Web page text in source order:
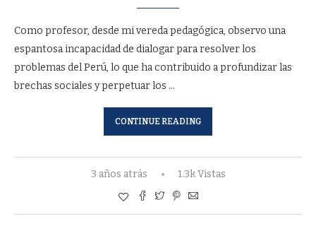
Como profesor, desde mi vereda pedagógica, observo una
espantosa incapacidad de dialogar para resolver los
problemas del Perú, lo que ha contribuido a profundizar las
brechas sociales y perpetuar los …
CONTINUE READING
3 años atrás 1.3k Vistas